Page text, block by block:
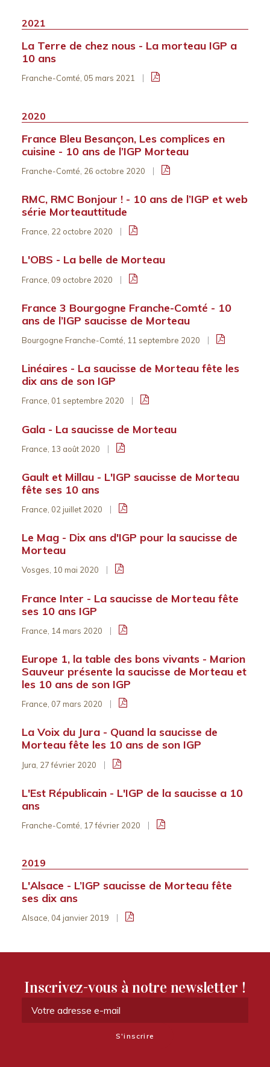
2021
La Terre de chez nous - La morteau IGP a
10 ans
Franche-Comté, 05 mars 2021
2020
France Bleu Besançon, Les complices en
cuisine - 10 ans de l’IGP Morteau
Franche-Comté, 26 octobre 2020
RMC, RMC Bonjour ! - 10 ans de l’IGP et web
série Morteauttitude
France, 22 octobre 2020
L'OBS - La belle de Morteau
France, 09 octobre 2020
France 3 Bourgogne Franche-Comté - 10
ans de l’IGP saucisse de Morteau
Bourgogne Franche-Comté, 11 septembre 2020
Linéaires - La saucisse de Morteau fête les
dix ans de son IGP
France, 01 septembre 2020
Gala - La saucisse de Morteau
France, 13 août 2020
Gault et Millau - L'IGP saucisse de Morteau
fête ses 10 ans
France, 02 juillet 2020
Le Mag - Dix ans d'IGP pour la saucisse de
Morteau
Vosges, 10 mai 2020
France Inter - La saucisse de Morteau fête
ses 10 ans IGP
France, 14 mars 2020
Europe 1, la table des bons vivants - Marion
Sauveur présente la saucisse de Morteau et
les 10 ans de son IGP
France, 07 mars 2020
La Voix du Jura - Quand la saucisse de
Morteau fête les 10 ans de son IGP
Jura, 27 février 2020
L'Est Républicain - L'IGP de la saucisse a 10
ans
Franche-Comté, 17 février 2020
2019
L'Alsace - L’IGP saucisse de Morteau fête
ses dix ans
Alsace, 04 janvier 2019
Inscrivez-vous à notre newsletter !